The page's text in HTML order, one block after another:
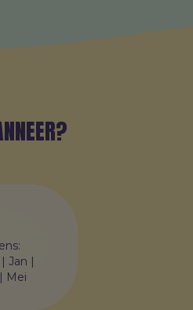
Jan |
Mei